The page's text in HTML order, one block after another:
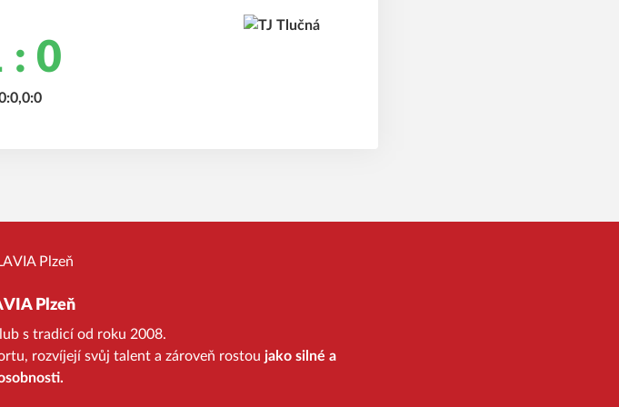
: 0
Plzeň
s tradicí od roku 2008.
rozvíjejí svůj talent a zároveň rostou jako silné a